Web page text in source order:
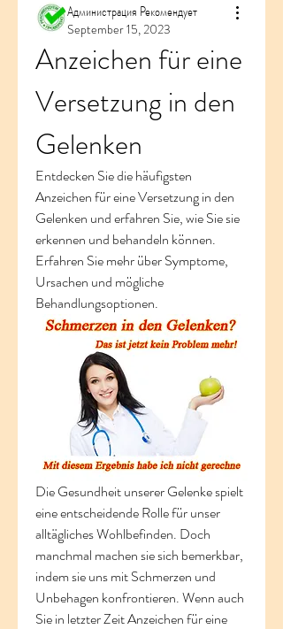
Администрация Рекомендует
September 15, 2023
Anzeichen für eine
Versetzung in den
Gelenken
Entdecken Sie die häufigsten
Anzeichen für eine Versetzung in den
Gelenken und erfahren Sie, wie Sie sie
erkennen und behandeln können.
Erfahren Sie mehr über Symptome,
Ursachen und mögliche
Behandlungsoptionen.
Die Gesundheit unserer Gelenke spielt
eine entscheidende Rolle für unser
alltägliches Wohlbefinden. Doch
manchmal machen sie sich bemerkbar,
indem sie uns mit Schmerzen und
Unbehagen konfrontieren. Wenn auch
Sie in letzter Zeit Anzeichen für eine